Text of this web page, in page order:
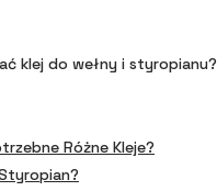
klej do wełny i styropianu?
Różne Kleje?